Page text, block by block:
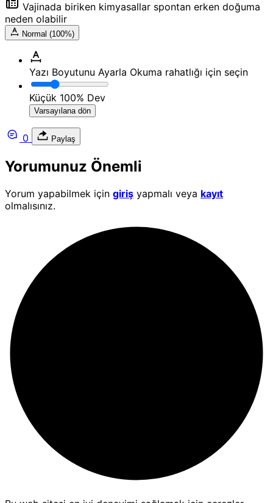
Vajinada biriken kimyasallar spontan erken doğuma
neden olabilir
Normal (100%)
Yazı Boyutunu Ayarla Okuma rahatlığı için seçin
Küçük 100% Dev
Varsayılana dön
0 Paylaş
Yorumunuz Önemli
Yorum yapabilmek için giriş yapmalı veya kayıt
olmalısınız.